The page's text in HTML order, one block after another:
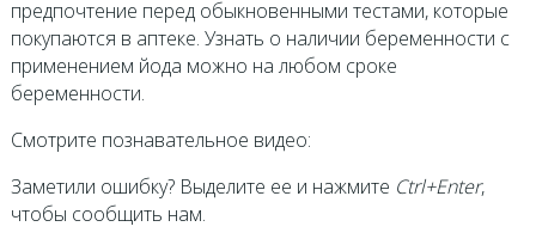
предпочтение перед обыкновенными тестами, которые
покупаются в аптеке. Узнать о наличии беременности с
применением йода можно на любом сроке
беременности.
Смотрите познавательное видео:
Заметили ошибку? Выделите ее и нажмите Ctrl+Enter,
чтобы сообщить нам.